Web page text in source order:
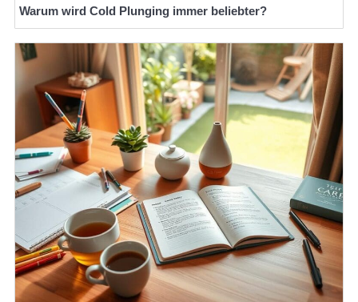
Warum wird Cold Plunging immer beliebter?